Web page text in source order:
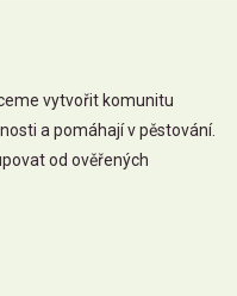
vytvořit komunitu
a pomáhají v pěstování.
od ověřených